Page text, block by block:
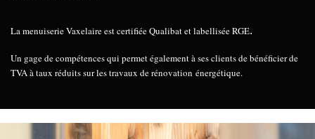
La menuiserie Vaxelaire est certifiée Qualibat et labellisée RGE.
Un gage de compétences qui permet également à ses clients de bénéficier de
TVA à taux réduits sur les travaux de rénovation énergétique.